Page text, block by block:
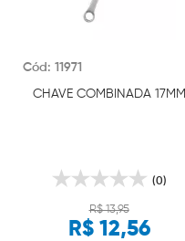
Cód: 11971
CHAVE COMBINADA 17MM
(0)
R$ 13,95
R$ 12,56